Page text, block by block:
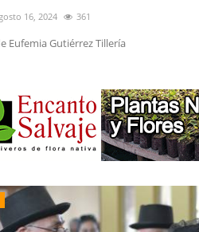
16, 2024 361
Eufemia Gutiérrez Tillería